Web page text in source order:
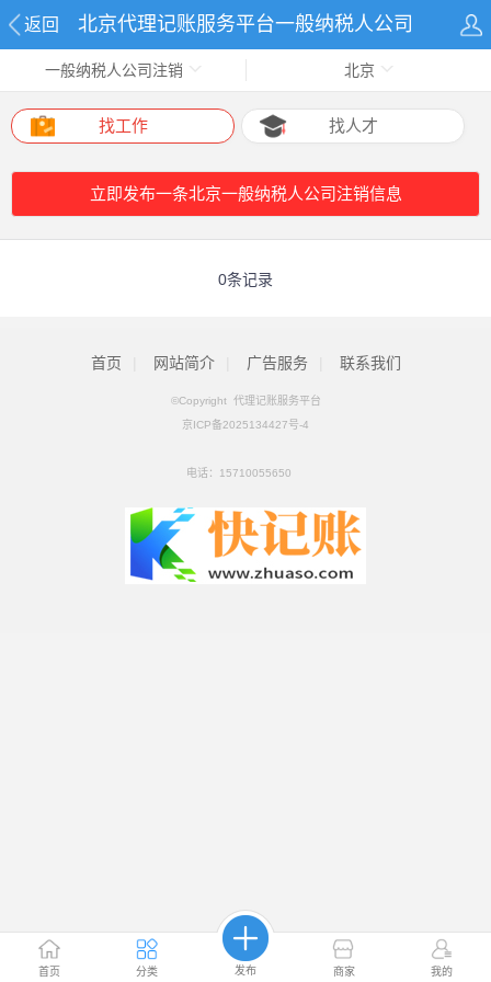
返回 北京代理记账服务平台一般纳税人公司
首页 分类 发布 商家 我的
一般纳税人公司注销 北京
找工作 找人才
立即发布一条北京一般纳税人公司注销信息
0条记录
首页 网站简介 广告服务 联系我们
©Copyright 代理记账服务平台
京ICP备2025134427号-4
电话： 15710055650